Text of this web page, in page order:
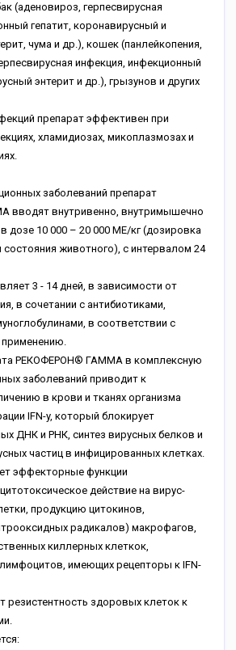
(аденовироз, герпесвирусная
гепатит, коронавирусный и
чума и др.), кошек (панлейкопения,
инфекция, инфекционный
энтерит и др.), грызунов и других
препарат эффективен при
хламидиозах, микоплазмозах и
заболеваний препарат
внутривенно, внутримышечно
дозе 10 000 – 20 000 МЕ/кг (дозировка
состояния животного), с интервалом 24
3 - 14 дней, в зависимости от
в сочетании с антибиотиками,
в соответствии с
применению.
РЕКОФЕРОН® ГАММА в комплексную
заболеваний приводит к
в крови и тканях организма
IFN-y, который блокирует
ДНК и РНК, синтез вирусных белков и
частиц в инфицированных клетках.
эффекторные функции
действие на вирус-
продукцию цитокинов,
радикалов) макрофагов,
киллерных клеткок,
лимфоцитов, имеющих рецепторы к IFN-
резистентность здоровых клеток к